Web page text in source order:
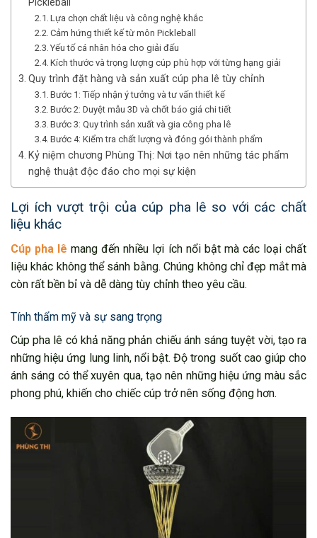
Pickleball
Lựa chọn chất liệu và công nghệ khắc
Cảm hứng thiết kế từ môn Pickleball
Yếu tố cá nhân hóa cho giải đấu
Kích thước và trọng lượng cúp phù hợp với từng hạng giải
Quy trình đặt hàng và sản xuất cúp pha lê tùy chỉnh
Bước 1: Tiếp nhận ý tưởng và tư vấn thiết kế
Bước 2: Duyệt mẫu 3D và chốt báo giá chi tiết
Bước 3: Quy trình sản xuất và gia công pha lê
Bước 4: Kiểm tra chất lượng và đóng gói thành phẩm
Kỷ niệm chương Phùng Thị: Nơi tạo nên những tác phẩm
nghệ thuật độc đáo cho mọi sự kiện
Lợi ích vượt trội của cúp pha lê so với các chất
liệu khác
Cúp pha lê mang đến nhiều lợi ích nổi bật mà các loại chất
liệu khác không thể sánh bằng. Chúng không chỉ đẹp mắt mà
còn rất bền bỉ và dễ dàng tùy chỉnh theo yêu cầu.
Tính thẩm mỹ và sự sang trọng
Cúp pha lê có khả năng phản chiếu ánh sáng tuyệt vời, tạo ra
những hiệu ứng lung linh, nổi bật. Độ trong suốt cao giúp cho
ánh sáng có thể xuyên qua, tạo nên những hiệu ứng màu sắc
phong phú, khiến cho chiếc cúp trở nên sống động hơn.